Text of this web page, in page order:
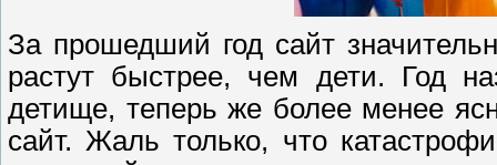
За прошедший год сайт
растут быстрее, чем дети. Год
детище, теперь же более менее
сайт. Жаль только, что